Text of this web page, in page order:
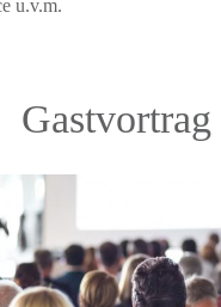
u.v.m.
Gastvortrag